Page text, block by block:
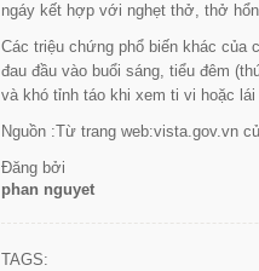
ngáy kết hợp với nghẹt thở, thở
Các triệu chứng phổ biến khác của
đau đầu vào buổi sáng, tiểu đêm
và khó tỉnh táo khi xem ti vi hoặc
Nguồn :Từ trang web:vista.gov.vn
Đăng bởi
phan nguyet
TAGS: